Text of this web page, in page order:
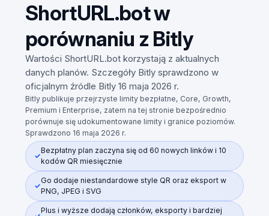
ShortURL.bot w
porównaniu z Bitly
Wartości ShortURL.bot korzystają z aktualnych
danych planów. Szczegóły Bitly sprawdzono w
oficjalnym źródle Bitly 16 maja 2026 r.
Bitly publikuje przejrzyste limity bezpłatne, Core, Growth,
Premium i Enterprise, zatem na tej stronie bezpośrednio
porównuje się udokumentowane limity i granice poziomów.
Sprawdzono 16 maja 2026 r.
Bezpłatny plan zaczyna się od 60 nowych linków i 10
kodów QR miesięcznie
Go dodaje niestandardowe style QR oraz eksport w
PNG, JPEG i SVG
Plus i wyższe dodają członków, eksporty i bardziej